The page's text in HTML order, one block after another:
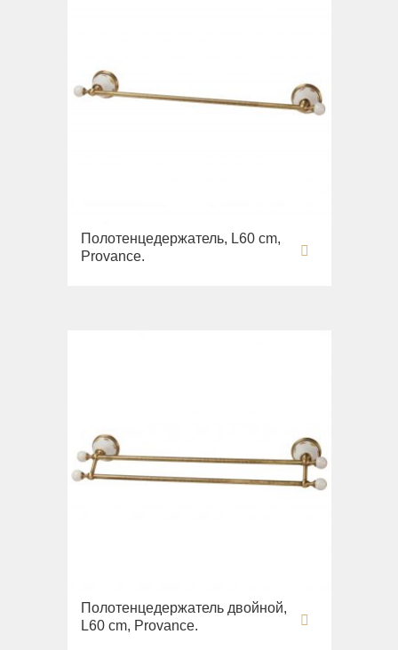
Полотенцедержатель, L60 cm,
Provance.
Полотенцедержатель двойной,
L60 cm, Provance.